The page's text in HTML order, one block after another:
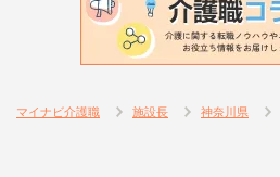
マイナビ介護職 施設長 神奈川県